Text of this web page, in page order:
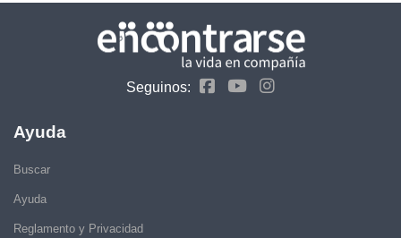
Seguinos:
Ayuda
Buscar
Ayuda
Reglamento y Privacidad